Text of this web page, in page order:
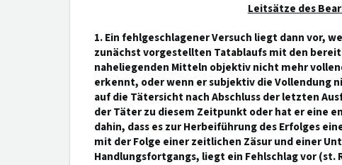
Leitsätze des
1. Ein fehlgeschlagener Versuch liegt dann vor,
zunächst vorgestellten Tatablaufs mit den
naheliegenden Mitteln objektiv nicht mehr
erkennt, oder wenn er subjektiv die Vollendung
auf die Tätersicht nach Abschluss der letzten
der Täter zu diesem Zeitpunkt oder hat er eine
dahin, dass es zur Herbeiführung des Erfolges
mit der Folge einer zeitlichen Zäsur und einer
Handlungsfortgangs, liegt ein Fehlschlag vor (st.